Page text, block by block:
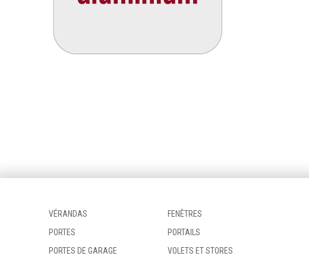
VÉRANDAS
FENÊTRES
PORTES
PORTAILS
PORTES DE GARAGE
VOLETS ET STORES